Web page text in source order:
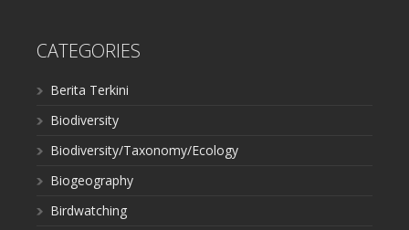
CATEGORIES
Berita Terkini
Biodiversity
Biodiversity/Taxonomy/Ecology
Biogeography
Birdwatching